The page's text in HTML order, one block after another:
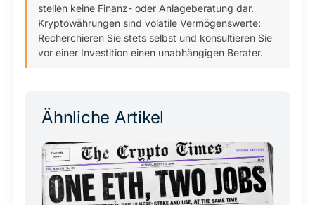
stellen keine Finanz- oder Anlageberatung dar.
Kryptowährungen sind volatile Vermögenswerte:
Recherchieren Sie stets selbst und konsultieren Sie
vor einer Investition einen unabhängigen Berater.
Ähnliche Artikel